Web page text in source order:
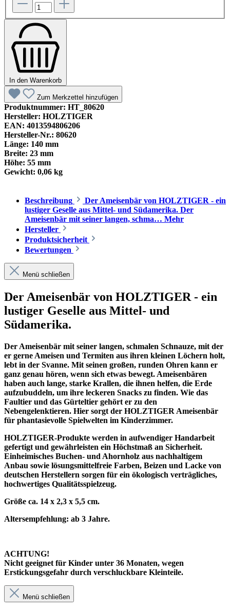
In den Warenkorb
Zum Merkzettel hinzufügen
Produktnummer: HT_80620
Hersteller: HOLZTIGER
EAN: 4013594806206
Hersteller-Nr.: 80620
Länge: 140 mm
Breite: 23 mm
Höhe: 55 mm
Gewicht: 0,06 kg
Beschreibung
Der Ameisenbär von HOLZTIGER - ein
lustiger Geselle aus Mittel- und Südamerika. Der
Ameisenbär mit seiner langen, schma… Mehr
Hersteller
Produktsicherheit
Bewertungen
Menü schließen
Der Ameisenbär von HOLZTIGER - ein
lustiger Geselle aus Mittel- und
Südamerika.
Der Ameisenbär mit seiner langen, schmalen Schnauze, mit der
er gerne Ameisen und Termiten aus ihren kleinen Löchern holt,
lebt in der Svanne. Mit seinen großen, runden Ohren kann er
ganz genau hören, wenn sich etwas bewegt. Ameisenbären
haben auch lange, starke Krallen, die ihnen helfen, die Erde
aufzubuddeln, um ihre leckeren Snacks zu finden. Wie das
Faultier und das Gürteltier gehört er zu den
Nebengelenktieren. Hier sorgt der HOLZTIGER Ameisenbär
für phantasievolle Spielwelten im Kinderzimmer.
HOLZTIGER-Produkte werden in aufwendiger Handarbeit
gefertigt und gewährleisten ein Höchstmaß an Sicherheit.
Einheimisches Buchen- und Ahornholz aus nachhaltigem
Anbau sowie lösungsmittelfreie Farben, Beizen und Lacke von
deutschen Herstellern sorgen für ein ökologisch verträgliches,
hochwertiges Qualitätsspielzeug.
Größe ca. 14 x 2,3 x 5,5 cm.
Altersempfehlung: ab 3 Jahre.
ACHTUNG!
Nicht geeignet für Kinder unter 36 Monaten, wegen
Erstickungsgefahr durch verschluckbare Kleinteile.
Menü schließen